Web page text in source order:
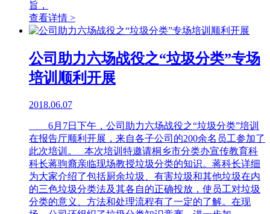
旨，
查看详情 >
公司助力六场战役之“垃圾分类”专场
培训顺利开展
2018.06.07
6月7日下午，公司助力六场战役之“垃圾分类”培训
在报告厅顺利开展，来自各子公司的200余名员工参加了
此次培训。 本次培训特邀请桐乡市分类办宣传教育科
科长蒋驹裔亲临现场教授垃圾分类的知识。蒋科长详细
为大家介绍了包括厨余垃圾、有害垃圾和其他垃圾在内
的三色垃圾分类法及其各自的正确投放，使员工对垃圾
分类的意义、方法和处理流程有了一定的了解。在现